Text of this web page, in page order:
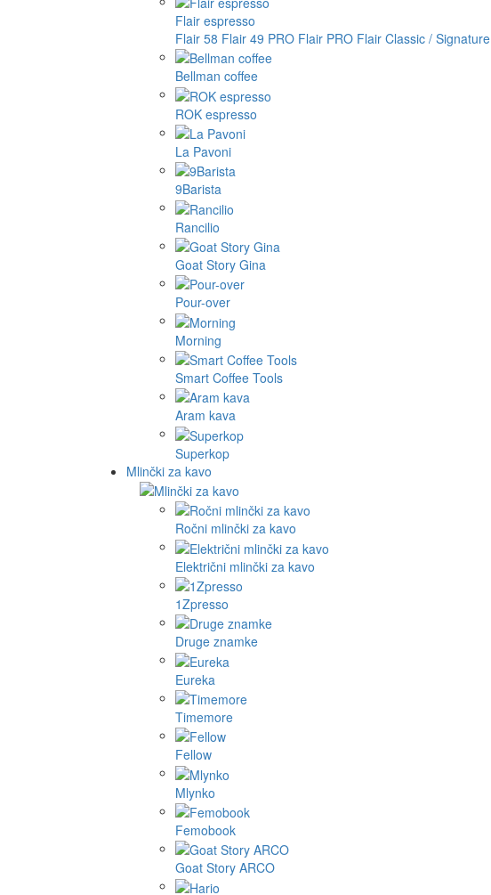
Flair espresso
Flair 58 Flair 49 PRO Flair PRO Flair Classic / Signature
Bellman coffee
ROK espresso
La Pavoni
9Barista
Rancilio
Goat Story Gina
Pour-over
Morning
Smart Coffee Tools
Aram kava
Superkop
Mlinčki za kavo
Ročni mlinčki za kavo
Električni mlinčki za kavo
1Zpresso
Druge znamke
Eureka
Timemore
Fellow
Mlynko
Femobook
Goat Story ARCO